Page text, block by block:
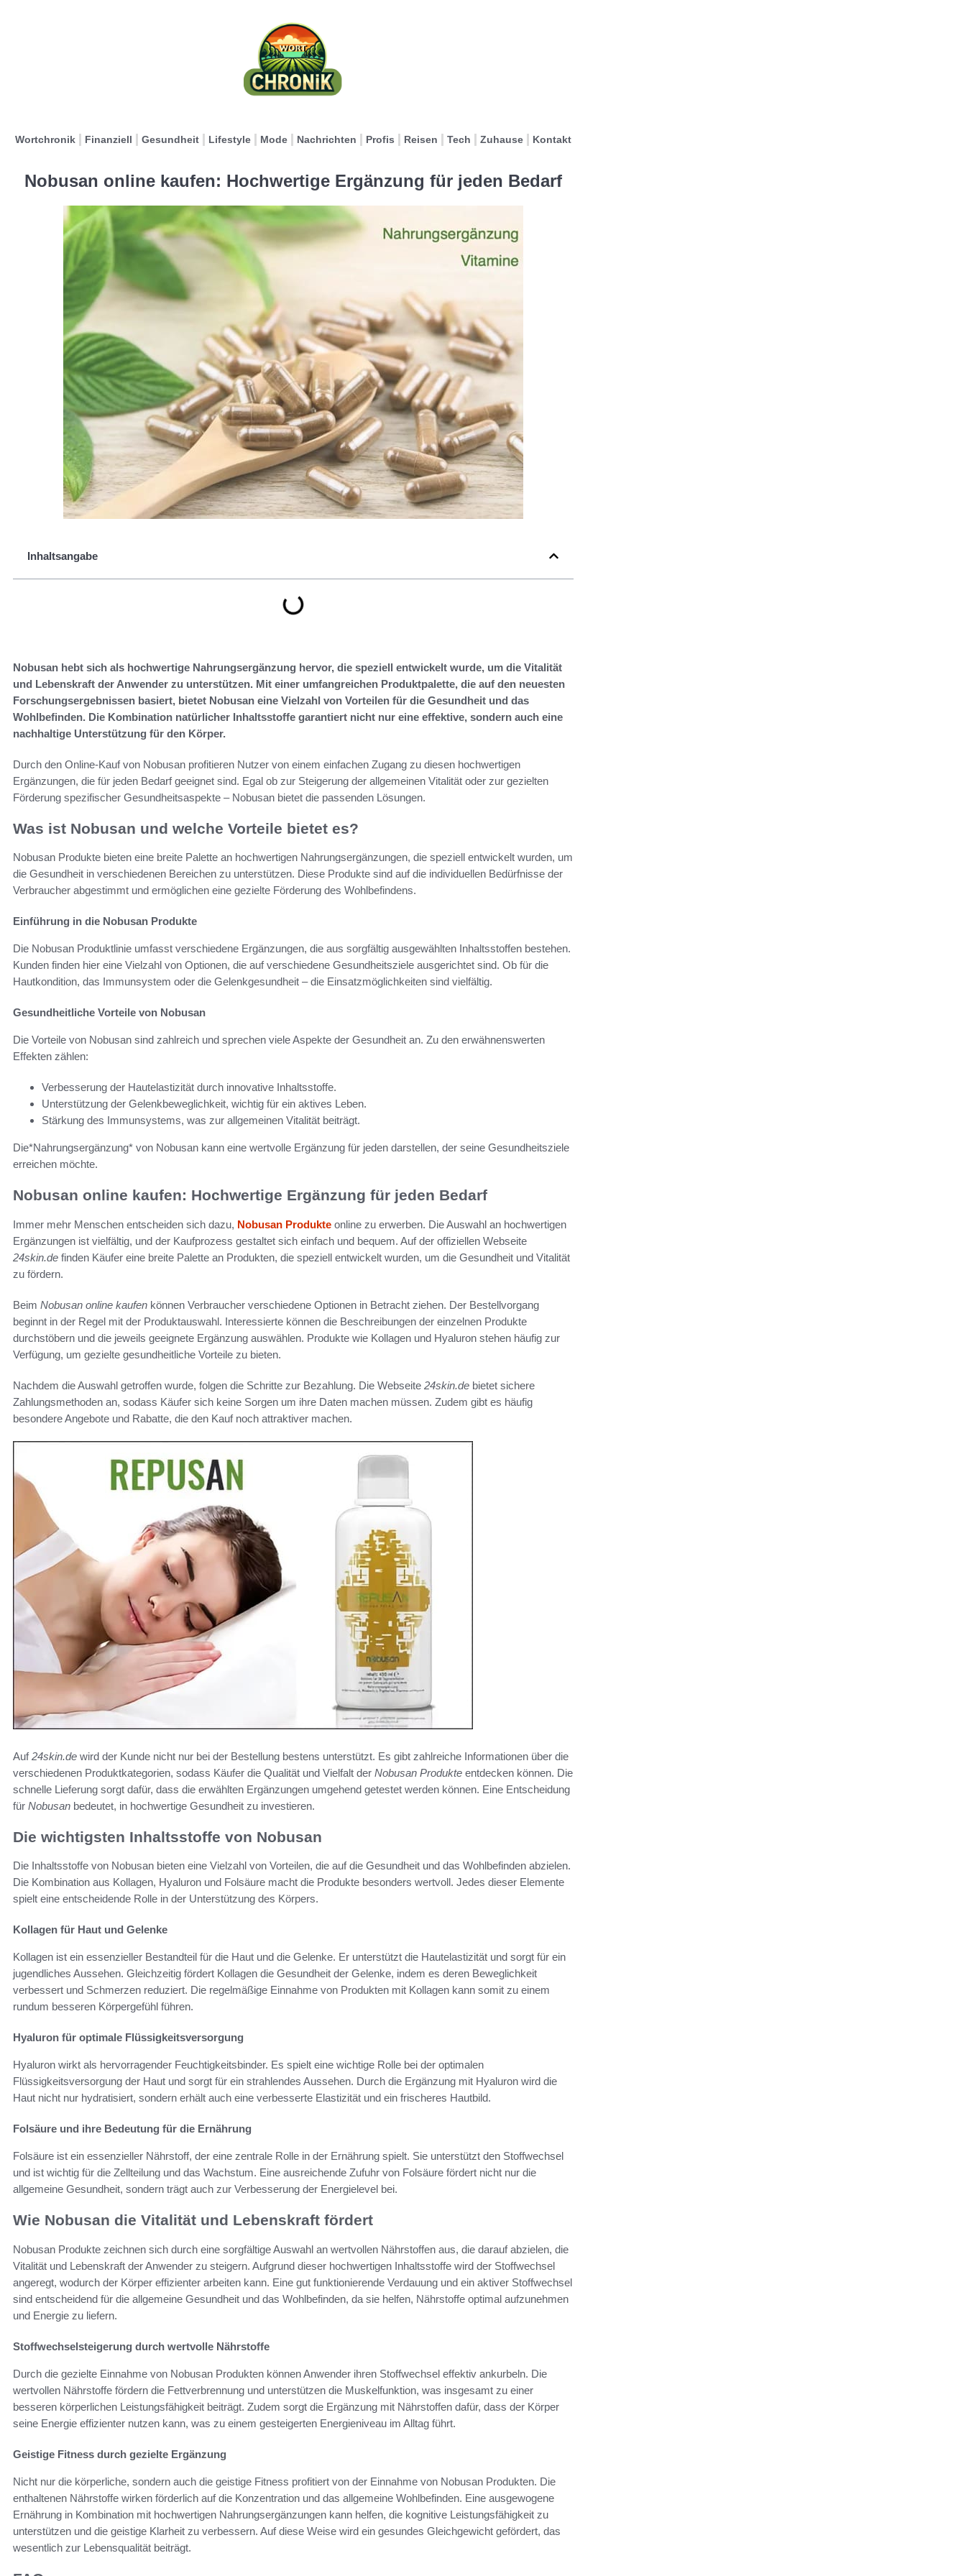
Wortchronik Finanziell Gesundheit Lifestyle Mode Nachrichten Profis Reisen Tech Zuhause Kontakt
Nobusan online kaufen: Hochwertige Ergänzung für jeden Bedarf
Inhaltsangabe
Nobusan hebt sich als hochwertige Nahrungsergänzung hervor, die speziell entwickelt wurde, um die Vitalität
und Lebenskraft der Anwender zu unterstützen. Mit einer umfangreichen Produktpalette, die auf den neuesten
Forschungsergebnissen basiert, bietet Nobusan eine Vielzahl von Vorteilen für die Gesundheit und das
Wohlbefinden. Die Kombination natürlicher Inhaltsstoffe garantiert nicht nur eine effektive, sondern auch eine
nachhaltige Unterstützung für den Körper.
Durch den Online-Kauf von Nobusan profitieren Nutzer von einem einfachen Zugang zu diesen hochwertigen
Ergänzungen, die für jeden Bedarf geeignet sind. Egal ob zur Steigerung der allgemeinen Vitalität oder zur gezielten
Förderung spezifischer Gesundheitsaspekte – Nobusan bietet die passenden Lösungen.
Was ist Nobusan und welche Vorteile bietet es?
Nobusan Produkte bieten eine breite Palette an hochwertigen Nahrungsergänzungen, die speziell entwickelt wurden, um
die Gesundheit in verschiedenen Bereichen zu unterstützen. Diese Produkte sind auf die individuellen Bedürfnisse der
Verbraucher abgestimmt und ermöglichen eine gezielte Förderung des Wohlbefindens.
Einführung in die Nobusan Produkte
Die Nobusan Produktlinie umfasst verschiedene Ergänzungen, die aus sorgfältig ausgewählten Inhaltsstoffen bestehen.
Kunden finden hier eine Vielzahl von Optionen, die auf verschiedene Gesundheitsziele ausgerichtet sind. Ob für die
Hautkondition, das Immunsystem oder die Gelenkgesundheit – die Einsatzmöglichkeiten sind vielfältig.
Gesundheitliche Vorteile von Nobusan
Die Vorteile von Nobusan sind zahlreich und sprechen viele Aspekte der Gesundheit an. Zu den erwähnenswerten
Effekten zählen:
Verbesserung der Hautelastizität durch innovative Inhaltsstoffe.
Unterstützung der Gelenkbeweglichkeit, wichtig für ein aktives Leben.
Stärkung des Immunsystems, was zur allgemeinen Vitalität beiträgt.
Die*Nahrungsergänzung* von Nobusan kann eine wertvolle Ergänzung für jeden darstellen, der seine Gesundheitsziele
erreichen möchte.
Nobusan online kaufen: Hochwertige Ergänzung für jeden Bedarf
Immer mehr Menschen entscheiden sich dazu, Nobusan Produkte online zu erwerben. Die Auswahl an hochwertigen
Ergänzungen ist vielfältig, und der Kaufprozess gestaltet sich einfach und bequem. Auf der offiziellen Webseite
24skin.de finden Käufer eine breite Palette an Produkten, die speziell entwickelt wurden, um die Gesundheit und Vitalität
zu fördern.
Beim Nobusan online kaufen können Verbraucher verschiedene Optionen in Betracht ziehen. Der Bestellvorgang
beginnt in der Regel mit der Produktauswahl. Interessierte können die Beschreibungen der einzelnen Produkte
durchstöbern und die jeweils geeignete Ergänzung auswählen. Produkte wie Kollagen und Hyaluron stehen häufig zur
Verfügung, um gezielte gesundheitliche Vorteile zu bieten.
Nachdem die Auswahl getroffen wurde, folgen die Schritte zur Bezahlung. Die Webseite 24skin.de bietet sichere
Zahlungsmethoden an, sodass Käufer sich keine Sorgen um ihre Daten machen müssen. Zudem gibt es häufig
besondere Angebote und Rabatte, die den Kauf noch attraktiver machen.
Auf24skin.de wird der Kunde nicht nur bei der Bestellung bestens unterstützt. Es gibt zahlreiche Informationen über die
verschiedenen Produktkategorien, sodass Käufer die Qualität und Vielfalt der Nobusan Produkte entdecken können. Die
schnelle Lieferung sorgt dafür, dass die erwählten Ergänzungen umgehend getestet werden können. Eine Entscheidung
für Nobusan bedeutet, in hochwertige Gesundheit zu investieren.
Die wichtigsten Inhaltsstoffe von Nobusan
Die Inhaltsstoffe von Nobusan bieten eine Vielzahl von Vorteilen, die auf die Gesundheit und das Wohlbefinden abzielen.
Die Kombination aus Kollagen, Hyaluron und Folsäure macht die Produkte besonders wertvoll. Jedes dieser Elemente
spielt eine entscheidende Rolle in der Unterstützung des Körpers.
Kollagen für Haut und Gelenke
Kollagen ist ein essenzieller Bestandteil für die Haut und die Gelenke. Er unterstützt die Hautelastizität und sorgt für ein
jugendliches Aussehen. Gleichzeitig fördert Kollagen die Gesundheit der Gelenke, indem es deren Beweglichkeit
verbessert und Schmerzen reduziert. Die regelmäßige Einnahme von Produkten mit Kollagen kann somit zu einem
rundum besseren Körpergefühl führen.
Hyaluron für optimale Flüssigkeitsversorgung
Hyaluron wirkt als hervorragender Feuchtigkeitsbinder. Es spielt eine wichtige Rolle bei der optimalen
Flüssigkeitsversorgung der Haut und sorgt für ein strahlendes Aussehen. Durch die Ergänzung mit Hyaluron wird die
Haut nicht nur hydratisiert, sondern erhält auch eine verbesserte Elastizität und ein frischeres Hautbild.
Folsäure und ihre Bedeutung für die Ernährung
Folsäure ist ein essenzieller Nährstoff, der eine zentrale Rolle in der Ernährung spielt. Sie unterstützt den Stoffwechsel
und ist wichtig für die Zellteilung und das Wachstum. Eine ausreichende Zufuhr von Folsäure fördert nicht nur die
allgemeine Gesundheit, sondern trägt auch zur Verbesserung der Energielevel bei.
Wie Nobusan die Vitalität und Lebenskraft fördert
Nobusan Produkte zeichnen sich durch eine sorgfältige Auswahl an wertvollen Nährstoffen aus, die darauf abzielen, die
Vitalität und Lebenskraft der Anwender zu steigern. Aufgrund dieser hochwertigen Inhaltsstoffe wird der Stoffwechsel
angeregt, wodurch der Körper effizienter arbeiten kann. Eine gut funktionierende Verdauung und ein aktiver Stoffwechsel
sind entscheidend für die allgemeine Gesundheit und das Wohlbefinden, da sie helfen, Nährstoffe optimal aufzunehmen
und Energie zu liefern.
Stoffwechselsteigerung durch wertvolle Nährstoffe
Durch die gezielte Einnahme von Nobusan Produkten können Anwender ihren Stoffwechsel effektiv ankurbeln. Die
wertvollen Nährstoffe fördern die Fettverbrennung und unterstützen die Muskelfunktion, was insgesamt zu einer
besseren körperlichen Leistungsfähigkeit beiträgt. Zudem sorgt die Ergänzung mit Nährstoffen dafür, dass der Körper
seine Energie effizienter nutzen kann, was zu einem gesteigerten Energieniveau im Alltag führt.
Geistige Fitness durch gezielte Ergänzung
Nicht nur die körperliche, sondern auch die geistige Fitness profitiert von der Einnahme von Nobusan Produkten. Die
enthaltenen Nährstoffe wirken förderlich auf die Konzentration und das allgemeine Wohlbefinden. Eine ausgewogene
Ernährung in Kombination mit hochwertigen Nahrungsergänzungen kann helfen, die kognitive Leistungsfähigkeit zu
unterstützen und die geistige Klarheit zu verbessern. Auf diese Weise wird ein gesundes Gleichgewicht gefördert, das
wesentlich zur Lebensqualität beiträgt.